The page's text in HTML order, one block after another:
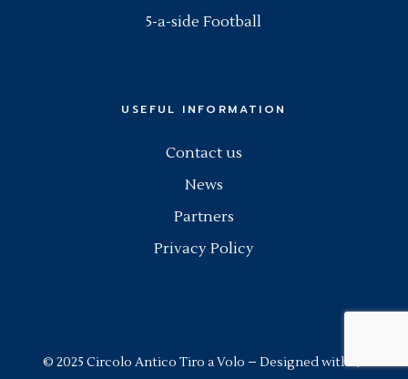
5-a-side Football
USEFUL INFORMATION
Contact us
News
Partners
Privacy Policy
© 2025Circolo Antico Tiro a Volo – Designed with